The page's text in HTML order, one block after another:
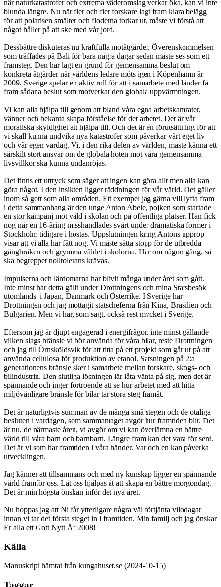
när naturkatastrofer och extrema väderomslag verkar öka, kan vi inte
blunda längre. Nu när fler och fler forskare lagt fram klara belägg
för att polarisen smälter och floderna torkar ut, måste vi förstå att
något håller på att ske med vår jord.
Dessbättre diskuteras nu kraftfulla motåtgärder. Överenskommelsen
som träffades på Bali för bara några dagar sedan måste ses som ett
framsteg. Den har lagt en grund för gemensamma beslut om
konkreta åtgärder när världens ledare möts igen i Köpenhamn år
2009. Sverige spelar en aktiv roll för att i samarbete med länder få
fram sådana beslut som motverkar den globala uppvärmningen.
Vi kan alla hjälpa till genom att bland våra egna arbetskamrater,
vänner och bekanta skapa förståelse för det arbetet. Det är vår
moraliska skyldighet att hjälpa till. Och det är en förutsättning för att
vi skall kunna undvika nya katastrofer som påverkar vårt eget liv
och vår egen vardag. Vi, i den rika delen av världen, måste känna ett
särskilt stort ansvar om de globala hoten mot våra gemensamma
livsvillkor ska kunna undanröjas.
Det finns ett uttryck som säger att ingen kan göra allt men alla kan
göra något. I den insikten ligger räddningen för vår värld. Det gäller
inom så gott som alla områden. Ett exempel jag gärna vill lyfta fram
i detta sammanhang är den unge Anton Abele, pojken som startade
en stor kampanj mot våld i skolan och på offentliga platser. Han fick
nog när en 16-åring misshandlades svårt under dramatiska former i
Stockholm tidigare i höstas. Uppslutningen kring Antons upprop
visar att vi alla har fått nog. Vi måste sätta stopp för de utbredda
gängbråken och grymma våldet i skolorna. Här om någon gång, så
ska begreppet nolltolerans krävas.
Impulserna och lärdomarna har blivit många under året som gått.
Inte minst har detta gällt under Drottningens och mina Statsbesök
utomlands: i Japan, Danmark och Österrike. I Sverige har
Drottningen och jag mottagit statscheferna från Kina, Brasilien och
Bulgarien. Men vi har, som sagt, också rest mycket i Sverige.
Eftersom jag är djupt engagerad i energifrågor, inte minst gällande
vilken slags bränsle vi bör använda för våra bilar, reste Drottningen
och jag till Örnsköldsvik för att titta på ett projekt som går ut på att
använda cellulosa för produktion av etanol. Satsningen på 2:a
generationens bränsle sker i samarbete mellan forskare, skogs- och
bilindustrin. Den slutliga lösningen lär låta vänta på sig, men det är
spännande och inger förtroende att se hur arbetet med att hitta
miljövänligare bränsle för bilar tar stora steg framåt.
Det är naturligtvis summan av de många små stegen och de otaliga
besluten i vardagen, som sammantaget avgör hur framtiden blir. Det
är nu, de närmaste åren, vi avgör om vi kan överlämna en bättre
värld till våra barn och barnbarn. Längre fram kan det vara för sent.
Det är vi som har framtiden i våra händer. Var och en kan påverka
utvecklingen.
Jag känner att tillsammans och med ny kunskap ligger en spännande
värld framför oss. Låt oss hjälpas åt att skapa en bättre morgondag.
Det är min högsta önskan inför det nya året.
Nu hoppas jag att Ni får ytterligare några väl förtjänta vilodagar
innan vi tar det första steget in i framtiden. Min familj och jag önskar
Er alla ett Gott Nytt År 2008!
Källa
Manuskript hämtat från kungahuset.se (2024-10-15)
Taggar